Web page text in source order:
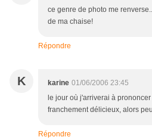
ce genre de photo me
de ma chaise!
Répondre
K karine 01/06/2006 23:45
le jour où j'arriverai à
franchement délicieux, alors
Répondre